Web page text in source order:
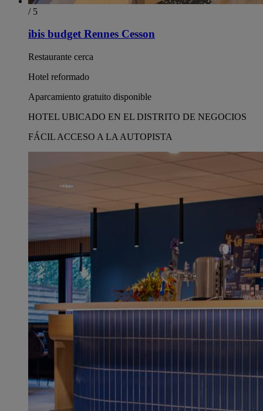
/ 5
ibis budget Rennes Cesson
Restaurante cerca
Hotel reformado
Aparcamiento gratuito disponible
HOTEL UBICADO EN EL DISTRITO DE NEGOCIOS
FÁCIL ACCESO A LA AUTOPISTA